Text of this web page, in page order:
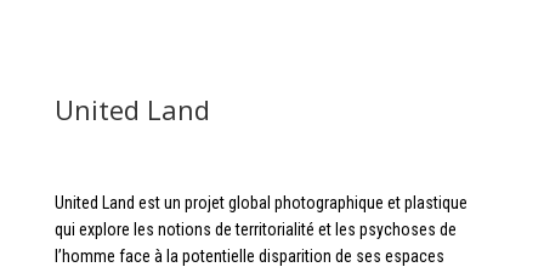
United Land
United Land est un projet global photographique et plastique
qui explore les notions de territorialité et les psychoses de
l’homme face à la potentielle disparition de ses espaces